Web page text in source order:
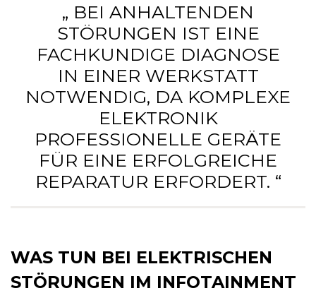
„ BEI ANHALTENDEN
STÖRUNGEN IST EINE
FACHKUNDIGE DIAGNOSE
IN EINER WERKSTATT
NOTWENDIG, DA KOMPLEXE
ELEKTRONIK
PROFESSIONELLE GERÄTE
FÜR EINE ERFOLGREICHE
REPARATUR ERFORDERT. “
WAS TUN BEI ELEKTRISCHEN
STÖRUNGEN IM INFOTAINMENT